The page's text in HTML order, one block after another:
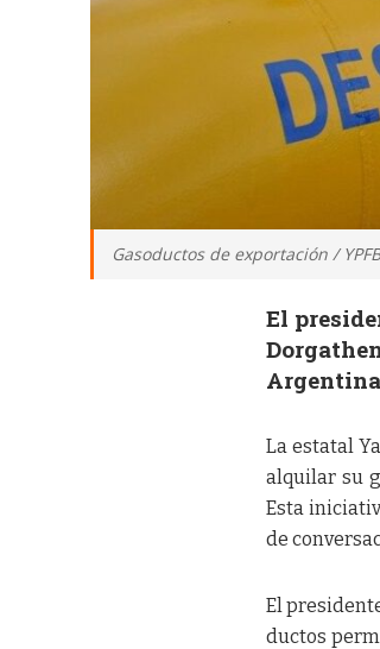
Gasoductos de exportación /
El
La estatal
alquilar su
Esta
de
El
ductos